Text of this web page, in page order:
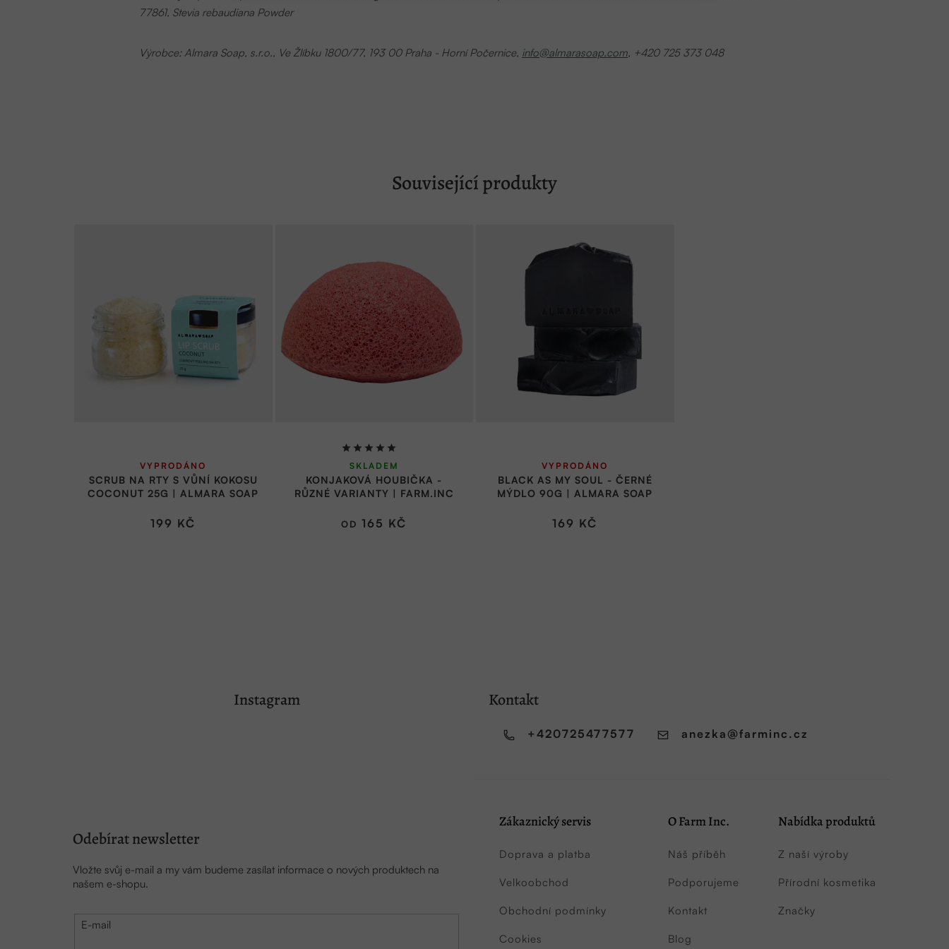
77861, Stevia rebaudiana Powder
Výrobce: Almara Soap, s.r.o., Ve Žlíbku 1800/77, 193 00 Praha - Horní Počernice, info@almarasoap.com, +420 725 373 048
Související produkty
SCRUB NA RTY S VŮNÍ KOKOSU
COCONUT 25G | ALMARA SOAP
VYPRODÁNO
199 KČ
KONJAKOVÁ HOUBIČKA -
RŮZNÉ VARIANTY | FARM.INC
Průměrné
hodnocení
produktu
5,0
SKLADEM
OD 165 KČ
BLACK AS MY SOUL - ČERNÉ
MÝDLO 90G | ALMARA SOAP
VYPRODÁNO
169 KČ
Instagram Kontakt
anezka @farminc.cz
+420725477577
Odebírat newsletter
Vložte svůj e-mail a my vám budeme zasílat informace o nových produktech na
našem e-shopu.
E-mail
Zákaznický servis
Doprava a platba
Velkoobchod
Obchodní podmínky
Cookies
O Farm Inc.
Náš příběh
Podporujeme
Kontakt
Blog
Nabídka produktů
Z naší výroby
Přírodní kosmetika
Značky